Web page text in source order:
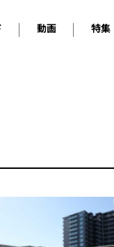
ランドローバー
動画 特集